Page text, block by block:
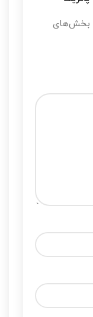
بخش‌های